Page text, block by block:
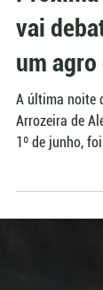
Arrozeiros de
vai
um
A última noite
1º de junho,